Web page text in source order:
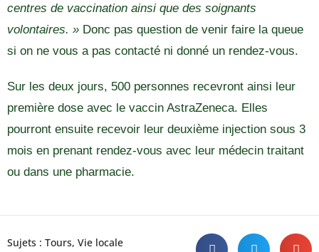
centres de vaccination ainsi que des soignants
volontaires. » Donc pas question de venir faire la queue
si on ne vous a pas contacté ni donné un rendez-vous.
Sur les deux jours, 500 personnes recevront ainsi leur
première dose avec le vaccin AstraZeneca. Elles
pourront ensuite recevoir leur deuxième injection sous 3
mois en prenant rendez-vous avec leur médecin traitant
ou dans une pharmacie.
Sujets : Tours, Vie locale